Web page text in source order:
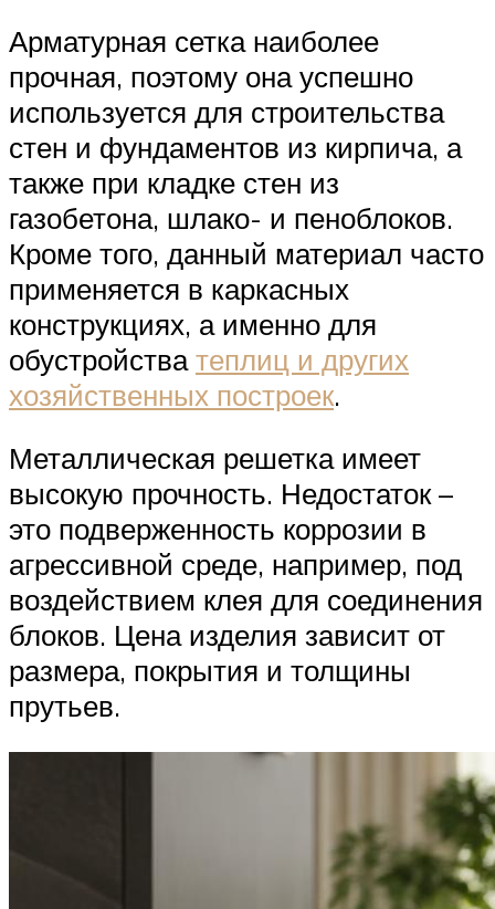
Арматурная сетка наиболее
прочная, поэтому она успешно
используется для строительства
стен и фундаментов из кирпича, а
также при кладке стен из
газобетона, шлако- и пеноблоков.
Кроме того, данный материал часто
применяется в каркасных
конструкциях, а именно для
обустройстватеплиц и других
хозяйственных построек.
Металлическая решетка имеет
высокую прочность. Недостаток –
это подверженность коррозии в
агрессивной среде, например, под
воздействием клея для соединения
блоков. Цена изделия зависит от
размера, покрытия и толщины
прутьев.